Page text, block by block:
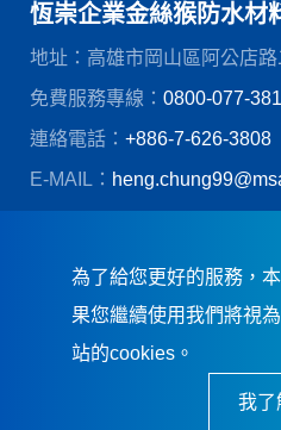
恆崇企業金絲猴防水材
地址：高雄市岡山區阿公店
免費服務專線： 0800-077-381
連絡電話： +886-7-626-3808
E-MAIL：
恆崇企業．誠信踏
為了給您更好的服務，
果您繼續使用我們將視
站的cookies。
我了